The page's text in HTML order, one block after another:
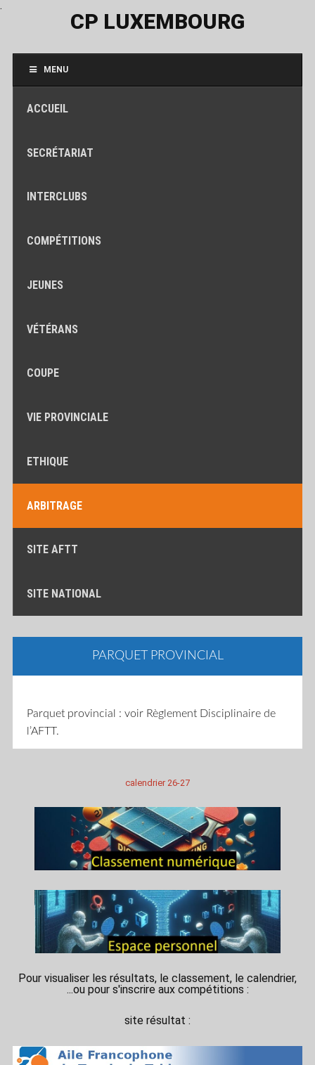
.
CP LUXEMBOURG
MENU
ACCUEIL
SECRÉTARIAT
INTERCLUBS
COMPÉTITIONS
JEUNES
VÉTÉRANS
COUPE
VIE PROVINCIALE
ETHIQUE
ARBITRAGE
SITE AFTT
SITE NATIONAL
PARQUET PROVINCIAL
Parquet provincial : voir Règlement Disciplinaire de
l’AFTT.
calendrier 26-27
Pour visualiser les résultats, le classement, le calendrier,
...ou pour s'inscrire aux compétitions :
site résultat :